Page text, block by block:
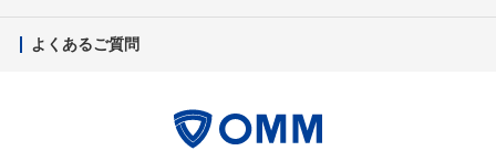
よくあるご質問